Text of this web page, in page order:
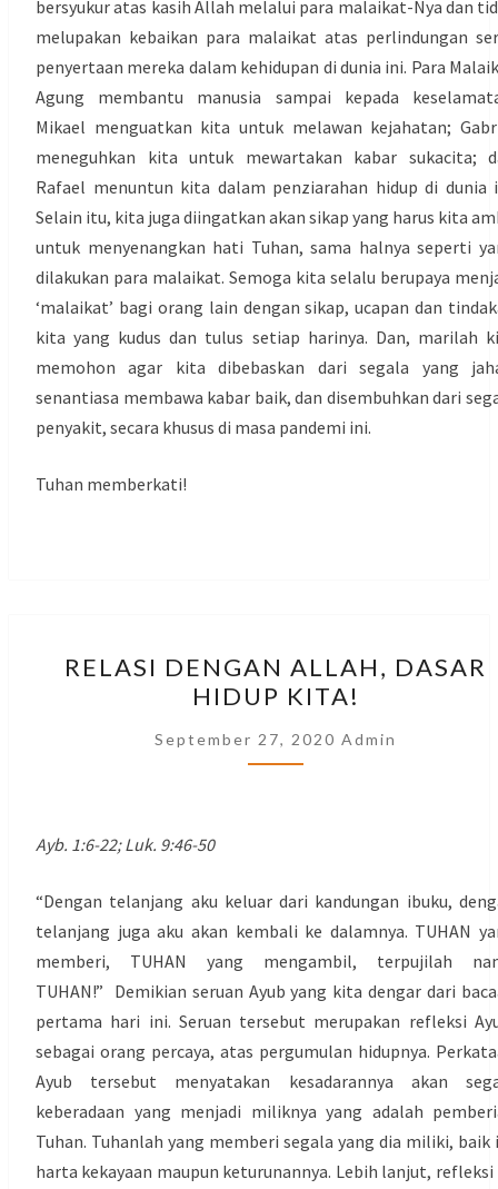
bersyukur atas kasih Allah melalui para malaikat-Nya dan
melupakan kebaikan para malaikat atas perlindungan
penyertaan mereka dalam kehidupan di dunia ini. Para
Agung membantu manusia sampai kepada
Mikael menguatkan kita untuk melawan kejahatan;
meneguhkan kita untuk mewartakan kabar sukacita;
Rafael menuntun kita dalam penziarahan hidup di dunia
Selain itu, kita juga diingatkan akan sikap yang harus kita
untuk menyenangkan hati Tuhan, sama halnya seperti
dilakukan para malaikat. Semoga kita selalu berupaya
‘malaikat’ bagi orang lain dengan sikap, ucapan dan
kita yang kudus dan tulus setiap harinya. Dan, marilah
memohon agar kita dibebaskan dari segala yang
senantiasa membawa kabar baik, dan disembuhkan dari
penyakit, secara khusus di masa pandemi ini.
Tuhan memberkati!
DENGAN
ALLAH,
DASAR
HIDUP
RELASI DENGAN ALLAH, DASAR
HIDUP KITA!
September 27, 2020 Admin
Ayb. 1:6-22; Luk. 9:46-50
“Dengan telanjang aku keluar dari kandungan ibuku,
telanjang juga aku akan kembali ke dalamnya. TUHAN
memberi, TUHAN yang mengambil, terpujilah
TUHAN!” Demikian seruan Ayub yang kita dengar dari
pertama hari ini. Seruan tersebut merupakan refleksi
sebagai orang percaya, atas pergumulan hidupnya.
Ayub tersebut menyatakan kesadarannya akan
keberadaan yang menjadi miliknya yang adalah
Tuhan. Tuhanlah yang memberi segala yang dia miliki, baik
harta kekayaan maupun keturunannya. Lebih lanjut, refleksi